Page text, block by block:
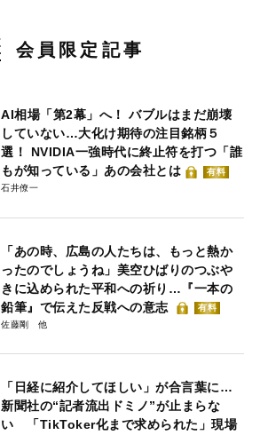
会員限定記事
AI相場「第2幕」へ！ バブルはまだ崩壊
していない…大化け期待の注目銘柄５
選！ NVIDIA一強時代に終止符を打つ「誰
もが知っている」あの会社とは
有料
石井僚一
「あの時、広島の人たちは、もっと熱か
ったのでしょうね」美空ひばりのつぶや
きに込められた平和への祈り…『一本の
鉛筆』で伝えた反戦への意志
有料
佐藤剛
「日経に紹介してほしい」が合言葉に…
新聞社の“記者流出ドミノ”が止まらな
い 「TikToker化まで求められた」現場